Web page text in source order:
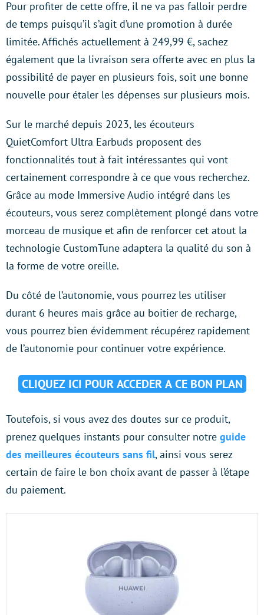
Pour profiter de cette offre, il ne va pas falloir perdre
de temps puisqu’il s’agit d’une promotion à durée
limitée. Affichés actuellement à 249,99 €, sachez
également que la livraison sera offerte avec en plus la
possibilité de payer en plusieurs fois, soit une bonne
nouvelle pour étaler les dépenses sur plusieurs mois.
Sur le marché depuis 2023, les écouteurs
QuietComfort Ultra Earbuds proposent des
fonctionnalités tout à fait intéressantes qui vont
certainement correspondre à ce que vous recherchez.
Grâce au mode Immersive Audio intégré dans les
écouteurs, vous serez complètement plongé dans votre
morceau de musique et afin de renforcer cet atout la
technologie CustomTune adaptera la qualité du son à
la forme de votre oreille.
Du côté de l’autonomie, vous pourrez les utiliser
durant 6 heures mais grâce au boitier de recharge,
vous pourrez bien évidemment récupérez rapidement
de l’autonomie pour continuer votre expérience.
CLIQUEZ ICI POUR ACCEDER A CE BON PLAN
Toutefois, si vous avez des doutes sur ce produit,
prenez quelques instants pour consulter notre guide
des meilleures écouteurs sans fil, ainsi vous serez
certain de faire le bon choix avant de passer à l’étape
du paiement.